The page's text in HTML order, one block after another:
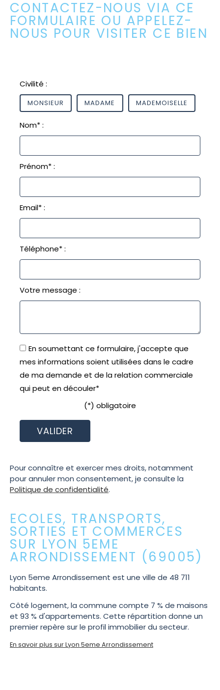
CONTACTEZ-NOUS VIA CE
FORMULAIRE OU APPELEZ-
NOUS POUR VISITER CE BIEN
Civilité :
MONSIEUR MADAME MADEMOISELLE
Nom* :
Prénom* :
Email* :
Téléphone* :
Votre message :
En soumettant ce formulaire, j'accepte que
mes informations soient utilisées dans le cadre
de ma demande et de la relation commerciale
qui peut en découler*
(*) obligatoire
Pour connaître et exercer mes droits, notamment
pour annuler mon consentement, je consulte la
Politique de confidentialité.
ECOLES, TRANSPORTS,
SORTIES ET COMMERCES
SUR LYON 5EME
ARRONDISSEMENT (69005)
Lyon 5eme Arrondissement est une ville de 48 711
habitants.
Côté logement, la commune compte 7 % de maisons
et 93 % d'appartements. Cette répartition donne un
premier repère sur le profil immobilier du secteur.
En savoir plus sur Lyon 5eme Arrondissement